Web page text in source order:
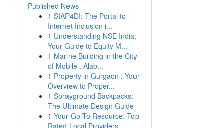
Published News
1 SIAP4DI: The Portal to
Internet Inclusion i...
1 Understanding NSE India:
Your Guide to Equity M...
1 Marine Building in the City
of Mobile , Alab...
1 Property in Gurgaon : Your
Overview to Proper...
1 Sprayground Backpacks:
The Ultimate Design Guide
1 Your Go-To Resource: Top-
Rated Local Providers ...